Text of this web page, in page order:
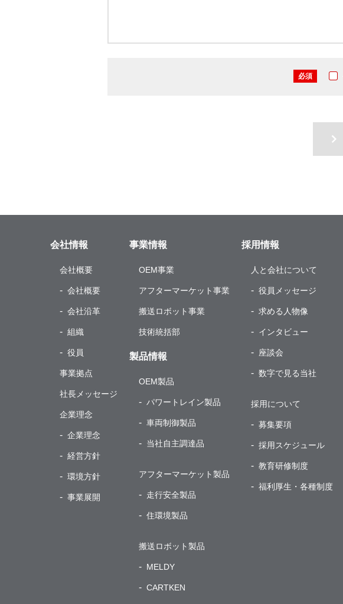
必須
会社情報
会社概要
会社概要
会社沿革
組織
役員
事業拠点
社長メッセージ
企業理念
企業理念
経営方針
環境方針
事業展開
事業情報
OEM事業
アフターマーケット事業
搬送ロボット事業
技術統括部
製品情報
OEM製品
パワートレイン製品
車両制御製品
当社自主調達品
アフターマーケット製品
走行安全製品
住環境製品
搬送ロボット製品
MELDY
CARTKEN
採用情報
人と会社について
役員メッセージ
求める人物像
インタビュー
座談会
数字で見る当社
採用について
募集要項
採用スケジュール
教育研修制度
福利厚生・各種制度